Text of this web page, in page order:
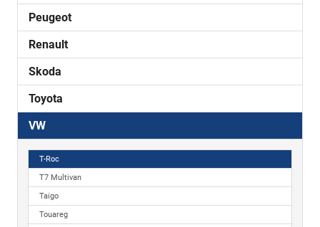
Peugeot
Renault
Skoda
Toyota
VW
T-Roc
T7 Multivan
Taigo
Touareg